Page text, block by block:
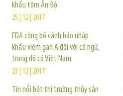
khẩu tôm Ấn Độ
25 | 12 | 2017
FDA công bố cảnh báo nhập
khẩu viêm gan A đối với cá ngừ,
trong đó có Việt Nam
23 | 12 | 2017
Tin nổi bật thị trường thủy sản